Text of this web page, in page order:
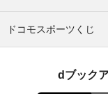
ドコモスポーツくじ
dブック